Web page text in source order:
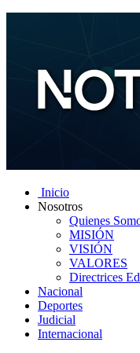
Inicio
Nosotros
Quienes
MISIÓN
VISIÓN
VALORES
Directrices
Nacional
Deportes
Judicial
Internacional